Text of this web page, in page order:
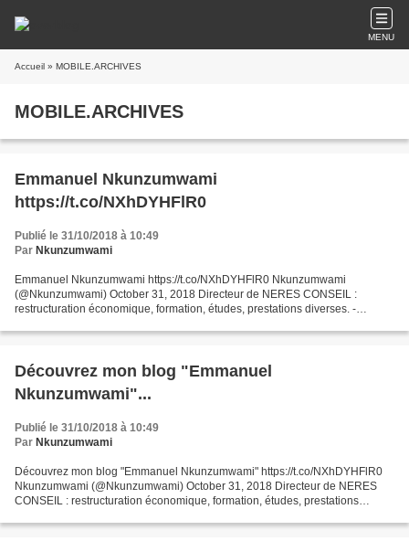
MENU
Accueil » MOBILE.ARCHIVES
MOBILE.ARCHIVES
Emmanuel Nkunzumwami
https://t.co/NXhDYHFlR0
Publié le 31/10/2018 à 10:49
Par Nkunzumwami
Emmanuel Nkunzumwami https://t.co/NXhDYHFlR0 Nkunzumwami
(@Nkunzumwami) October 31, 2018 Directeur de NERES CONSEIL :
restructuration économique, formation, études, prestations diverses. -
Découvrez mon blog "Emmanuel
Nkunzumwami"...
Publié le 31/10/2018 à 10:49
Par Nkunzumwami
Découvrez mon blog "Emmanuel Nkunzumwami" https://t.co/NXhDYHFlR0
Nkunzumwami (@Nkunzumwami) October 31, 2018 Directeur de NERES
CONSEIL : restructuration économique, formation, études, prestations